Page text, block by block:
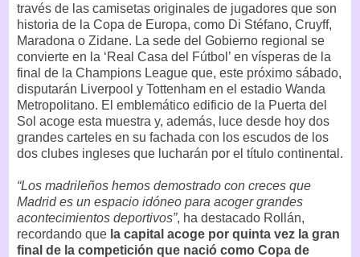
través de las camisetas originales de jugadores que son
historia de la Copa de Europa, como Di Stéfano, Cruyff,
Maradona o Zidane. La sede del Gobierno regional se
convierte en la ‘Real Casa del Fútbol’ en vísperas de la
final de la Champions League que, este próximo sábado,
disputarán Liverpool y Tottenham en el estadio Wanda
Metropolitano. El emblemático edificio de la Puerta del
Sol acoge esta muestra y, además, luce desde hoy dos
grandes carteles en su fachada con los escudos de los
dos clubes ingleses que lucharán por el título continental.
“Los madrileños hemos demostrado con creces que
Madrid es un espacio idóneo para acoger grandes
acontecimientos deportivos”, ha destacado Rollán,
recordando que la capital acoge por quinta vez la gran
final de la competición que nació como Copa de